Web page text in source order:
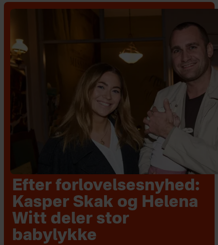
Efter forlovelsesnyhed:
Kasper Skak og Helena
Witt deler stor
babylykke